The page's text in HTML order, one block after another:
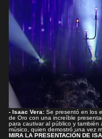
- Isaac Vera: Se presentó en los
de Oro con una increíble
para cautivar al público y
músico, quien demostró una vez
MIRA LA PRESENTACIÓN DE